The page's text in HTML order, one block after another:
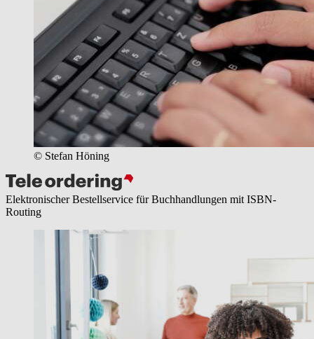
© Stefan Höning
Elektronischer Bestellservice für Buchhandlungen mit ISBN-
Routing